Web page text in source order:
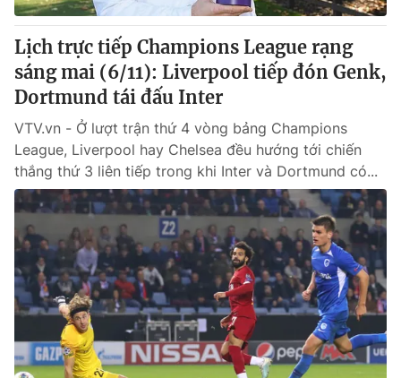
Lịch trực tiếp Champions League rạng
sáng mai (6/11): Liverpool tiếp đón Genk,
Dortmund tái đấu Inter
VTV.vn - Ở lượt trận thứ 4 vòng bảng Champions
League, Liverpool hay Chelsea đều hướng tới chiến
thắng thứ 3 liên tiếp trong khi Inter và Dortmund có...